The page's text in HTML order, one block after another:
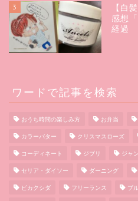
3
【白
感想
経過
ワードで記事を検索
おうち時間の楽しみ方 お弁当
カラーバター クリスマスローズ
コーディネート ジブリ ジャ
セリア・ダイソー ダーニング
ビカクシダ フリーランス ブ